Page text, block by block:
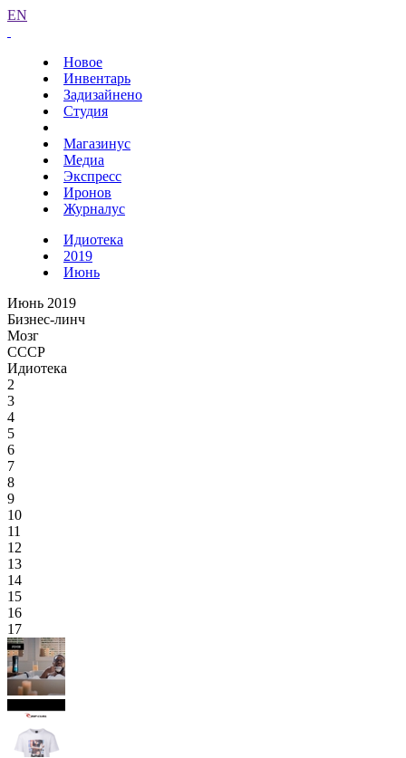
EN
Новое
Инвентарь
Задизайнено
Студия
Магазинус
Медиа
Экспресс
Иронов
Журналус
Идиотека
2019
Июнь
Июнь 2019
Бизнес-линч
Мозг
СССР
Идиотека
2
3
4
5
6
7
8
9
10
11
12
13
14
15
16
17